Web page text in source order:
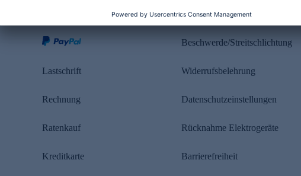
Lastschrift
Rechnung
Ratenkauf
Kreditkarte
Rechtliches
Beschwerde/Streitschlichtung
Widerrufsbelehrung
Datenschutzeinstellungen
Rücknahme Elektrogeräte
Barrierefreiheit